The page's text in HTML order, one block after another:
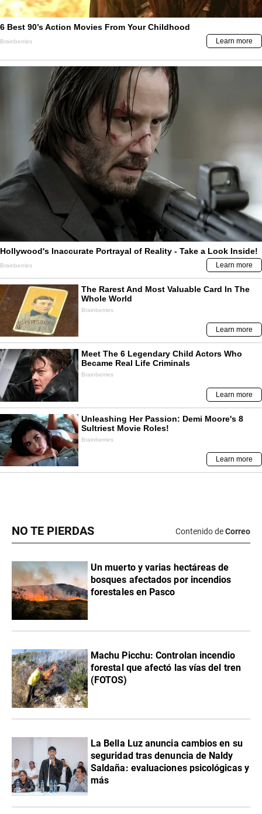
NO TE PIERDAS Contenido deCorreo
Un muerto y varias hectáreas de
bosques afectados por incendios
forestales en Pasco
Machu Picchu: Controlan incendio
forestal que afectó las vías del tren
(FOTOS)
La Bella Luz anuncia cambios en su
seguridad tras denuncia de Naldy
Saldaña: evaluaciones psicológicas y
más